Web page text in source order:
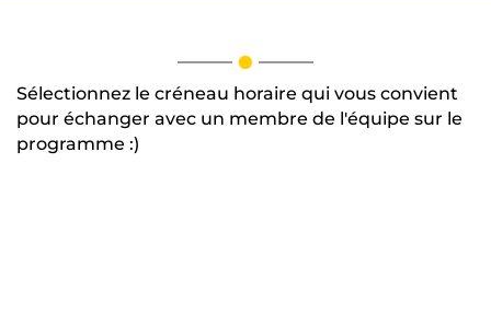
Sélectionnez le créneau horaire qui vous convient
pour échanger avec un membre de l'équipe sur le
programme :)